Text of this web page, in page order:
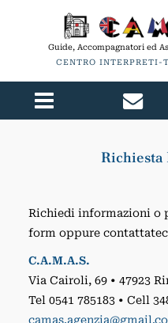
Guide, Accompagnatori ed
CENTRO INTERPRETI-
Richiedi informazioni o
form oppure
C.A.M.A.S.
Via Cairoli, 69 • 47923
Tel 0541 785183 • Cell